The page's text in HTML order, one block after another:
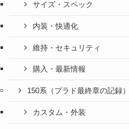
サイズ・スペック
内装・快適化
維持・セキュリティ
購入・最新情報
150系（プラド最終章の記録）
カスタム・外装